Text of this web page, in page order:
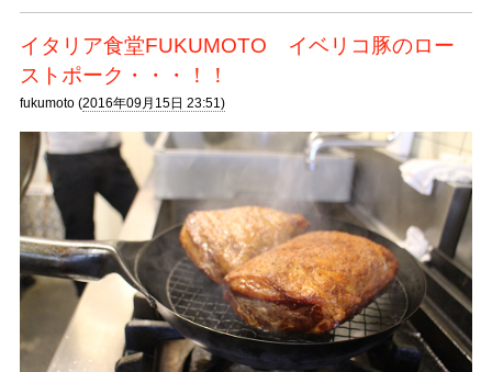
イタリア食堂FUKUMOTO イベリコ豚のロー
ストポーク・・・！！
fukumoto (2016年09月15日 23:51)